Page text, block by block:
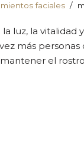
faciales
luz, la
más
el